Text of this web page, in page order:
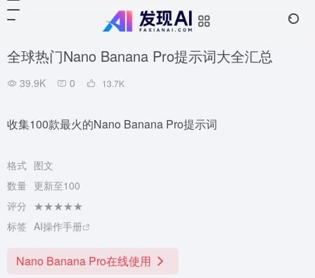
全球热门Nano Banana Pro提示词大全汇总
39.9K 0 13.7K
收集100款最火的Nano Banana Pro提示词
格式 图文
数量 更新至100
评分 ★★★★★
标签 AI操作手册
Nano Banana Pro在线使用